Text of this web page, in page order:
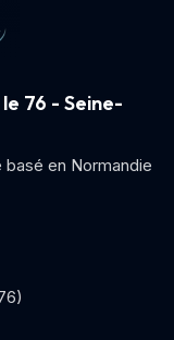
76 - Seine-
en Normandie